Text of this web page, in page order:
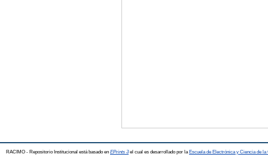
RACIMO - Repositorio Institucional está basado en EPrints 3el cual es desarrollado por la Escuela de Electrónica y Ciencia de la